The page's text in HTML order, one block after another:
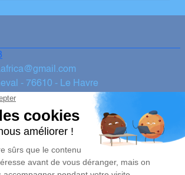
- 76610 - Le Havre
Combattants - 27950 - Saint-Marcel